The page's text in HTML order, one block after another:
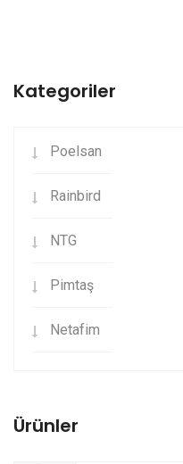
Kategoriler
Poelsan
Rainbird
NTG
Pimtaş
Netafim
Ürünler